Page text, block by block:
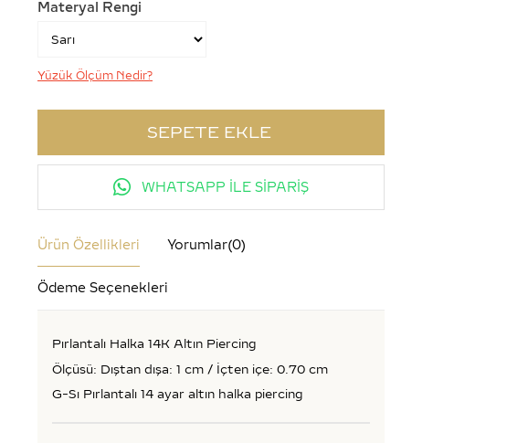
Materyal Rengi
Yüzük Ölçüm Nedir?
WHATSAPP İLE SİPARİŞ
Ürün Özellikleri Yorumlar(0)
Ödeme Seçenekleri
Pırlantalı Halka 14K Altın Piercing
Ölçüsü: Dıştan dışa: 1 cm / İçten içe: 0.70 cm
G-Sı Pırlantalı 14 ayar altın halka piercing